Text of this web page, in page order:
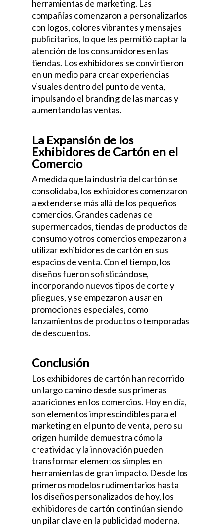
herramientas de marketing. Las
compañías comenzaron a personalizarlos
con logos, colores vibrantes y mensajes
publicitarios, lo que les permitió captar la
atención de los consumidores en las
tiendas. Los exhibidores se convirtieron
en un medio para crear experiencias
visuales dentro del punto de venta,
impulsando el branding de las marcas y
aumentando las ventas.
La Expansión de los
Exhibidores de Cartón en el
Comercio
A medida que la industria del cartón se
consolidaba, los exhibidores comenzaron
a extenderse más allá de los pequeños
comercios. Grandes cadenas de
supermercados, tiendas de productos de
consumo y otros comercios empezaron a
utilizar exhibidores de cartón en sus
espacios de venta. Con el tiempo, los
diseños fueron sofisticándose,
incorporando nuevos tipos de corte y
pliegues, y se empezaron a usar en
promociones especiales, como
lanzamientos de productos o temporadas
de descuentos.
Conclusión
Los exhibidores de cartón han recorrido
un largo camino desde sus primeras
apariciones en los comercios. Hoy en día,
son elementos imprescindibles para el
marketing en el punto de venta, pero su
origen humilde demuestra cómo la
creatividad y la innovación pueden
transformar elementos simples en
herramientas de gran impacto. Desde los
primeros modelos rudimentarios hasta
los diseños personalizados de hoy, los
exhibidores de cartón continúan siendo
un pilar clave en la publicidad moderna.